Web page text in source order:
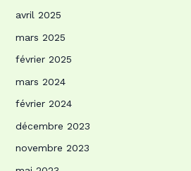
avril 2025
mars 2025
février 2025
mars 2024
février 2024
décembre 2023
novembre 2023